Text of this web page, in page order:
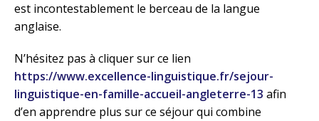
est incontestablement le berceau de la langue
anglaise.
N’hésitez pas à cliquer sur ce lien
https://www.excellence-linguistique.fr/sejour-
linguistique-en-famille-accueil-angleterre-13 afin
d’en apprendre plus sur ce séjour qui combine